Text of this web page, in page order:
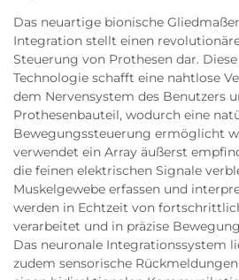
Das neuartige bionische
Integration stellt einen
Steuerung von Prothesen dar.
Technologie schafft eine nahtlose
dem Nervensystem des Benutzers
Prothesenbauteil, wodurch eine
Bewegungssteuerung ermöglicht
verwendet ein Array äußerst
die feinen elektrischen Signale
Muskelgewebe erfassen und
werden in Echtzeit von
verarbeitet und in präzise
Das neuronale Integrationssystem
zudem sensorische